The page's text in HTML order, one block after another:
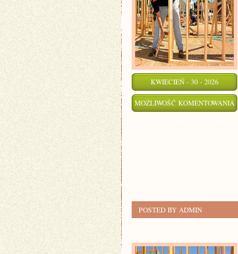
KWIECIEŃ - 30 - 2026
MOŻLIWOŚĆ KOMENTOWANIA
POSTED BY ADMIN